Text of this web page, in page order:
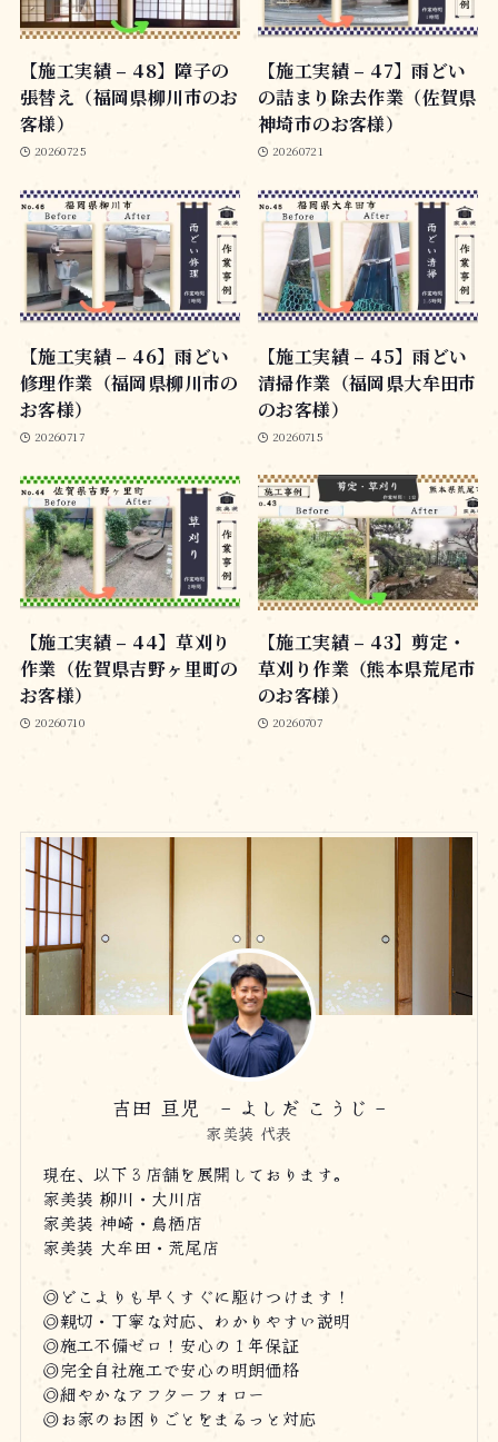
【施工実績 – 48】障子の
張替え（福岡県柳川市のお
客様）
20260725
【施工実績 – 47】雨どい
の詰まり除去作業（佐賀県
神埼市のお客様）
20260721
【施工実績 – 46】雨どい
修理作業（福岡県柳川市の
お客様）
20260717
【施工実績 – 45】雨どい
清掃作業（福岡県大牟田市
のお客様）
20260715
【施工実績 – 44】草刈り
作業（佐賀県吉野ヶ里町の
お客様）
20260710
【施工実績 – 43】剪定・
草刈り作業（熊本県荒尾市
のお客様）
20260707
吉田 亘児 - よしだ こうじ -
家美装 代表
現在、以下３店舗を展開しております。
家美装 柳川・大川店
家美装 神崎・鳥栖店
家美装 大牟田・荒尾店
◎どこよりも早くすぐに駆けつけます！
◎親切・丁寧な対応、わかりやすい説明
◎施工不備ゼロ！安心の１年保証
◎完全自社施工で安心の明朗価格
◎細やかなアフターフォロー
◎お家のお困りごとをまるっと対応